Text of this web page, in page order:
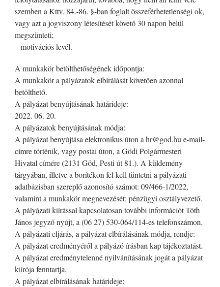
szemben a Kttv. 84.-86. §-ban foglalt összeférhetetlenségi ok,
vagy azt a jogviszony létesítését követő 30 napon belül
megszünteti;
– motivációs levél.
A munkakör betölthetőségének időpontja:
A munkakör a pályázatok elbírálását követően azonnal
betölthető.
A pályázat benyújtásának határideje:
2022. 06. 20.
A pályázatok benyújtásának módja:
A pályázat benyújtása elektronikus úton a hr@god.hu e-mail-
címre történik, vagy postai úton, a Gödi Polgármesteri
Hivatal címére (2131 Göd, Pesti út 81.). A küldemény
tárgyában, illetve a borítékon fel kell tüntetni a pályázati
adatbázisban szereplő azonosító számot: 09/466-1/2022,
valamint a munkakör megnevezését: pénzügyi osztályvezető.
A pályázati kiírással kapcsolatosan további információt Tóth
János jegyző nyújt, a (06 27) 530-064/114-es telefonszámon.
A pályázati eljárás, a pályázat elbírálásának módja, rendje:
A pályázat eredményéről a pályázó írásban kap tájékoztatást.
A pályázat eredménytelenné nyilvánításának jogát a pályázat
kiírója fenntartja.
A pályázat elbírálásának határideje: